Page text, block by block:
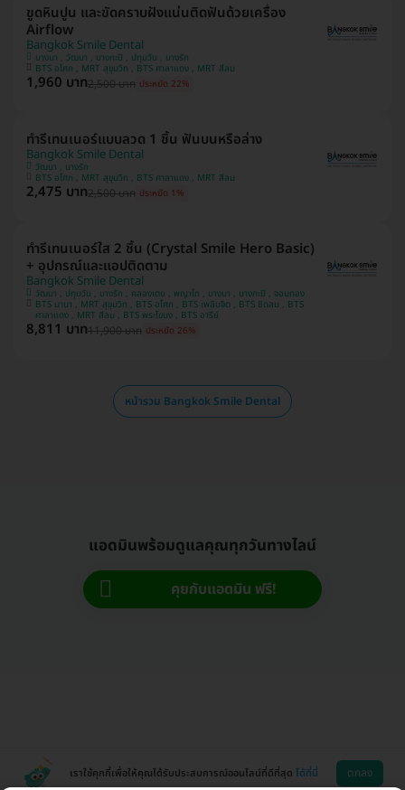
ขูดหินปูน และขัดคราบฝังแน่นติดฟันด้วยเครื่อง
Airflow
Bangkok Smile Dental
บางนา , วัฒนา , บางกะปิ , ปทุมวัน , บางรัก
BTS อโศก , MRT สุขุมวิท , BTS ศาลาแดง , MRT สีลม
1,960 บาท2,500 บาท ประหยัด 22%
ทำรีเทนเนอร์แบบลวด 1 ชิ้น ฟันบนหรือล่าง
Bangkok Smile Dental
วัฒนา , บางรัก
BTS อโศก , MRT สุขุมวิท , BTS ศาลาแดง , MRT สีลม
2,475 บาท2,500 บาท ประหยัด 1%
ทำรีเทนเนอร์ใส 2 ชิ้น (Crystal Smile Hero Basic)
+ อุปกรณ์และแอปติดตาม
Bangkok Smile Dental
วัฒนา , ปทุมวัน , บางรัก , คลองเตย , พญาไท , บางนา , บางกะปิ , จอมทอง
BTS นานา , MRT สุขุมวิท , BTS อโศก , BTS เพลินจิต , BTS ชิดลม , BTS
ศาลาแดง , MRT สีลม , BTS พระโขนง , BTS อารีย์
8,811 บาท11,900 บาท ประหยัด 26%
หน้ารวม Bangkok Smile Dental
แอดมินพร้อมดูแลคุณทุกวันทางไลน์
คุยกับแอดมิน ฟรี!
เราใช้คุกกี้เพื่อให้คุณได้รับประสบการณ์ออนไลน์ที่ดีที่สุด ได้ที่นี่ ตกลง